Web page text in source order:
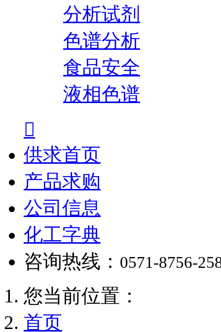
分析试剂
色谱分析
食品安全
液相色谱

供求首页
产品求购
公司信息
化工字典
咨询热线： 0571-8756-
您当前位置：
首页